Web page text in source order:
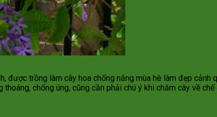
được trồng làm cây hoa chống nắng mùa hè làm đẹp cảnh
chống úng, cũng cần phải chú ý khi chăm cây về